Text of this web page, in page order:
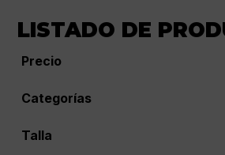
LISTADO DE
Precio
Categorías
Talla